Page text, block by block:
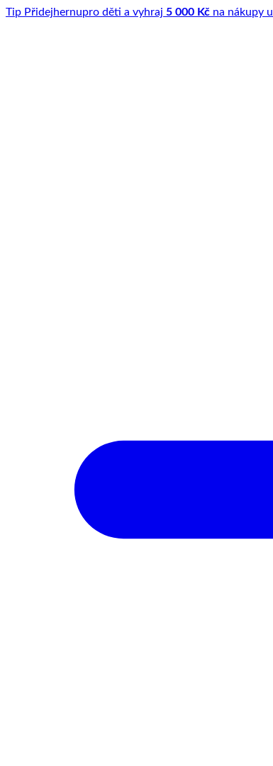
Tip Přidejhernupro děti a vyhraj 5 000 Kč na nákupy u